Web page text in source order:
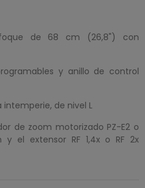
de 68 cm (26,8") con
y anillo de control
de nivel L
de zoom motorizado PZ-E2 o
y el extensor RF 1,4x o RF 2x